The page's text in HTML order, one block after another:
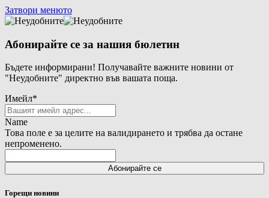
Затвори менюто
Абонирайте се за нашия бюлетин
Бъдете информирани! Получавайте важните новини от
"Неудобните" директно във вашата поща.
Имейл*
Name
Това поле е за целите на валидирането и трябва да остане
непроменено.
Горещи новини